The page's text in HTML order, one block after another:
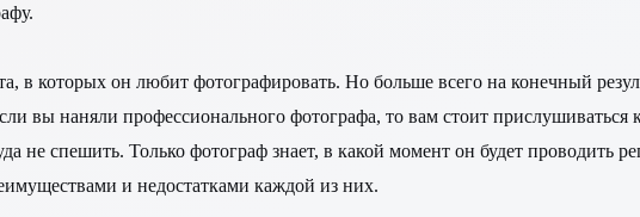
которых он любит фотографировать. Но больше всего на конечный
вы наняли профессионального фотографа, то вам стоит прислушиваться
не спешить. Только фотограф знает, в какой момент он будет проводить
и недостатками каждой из них.